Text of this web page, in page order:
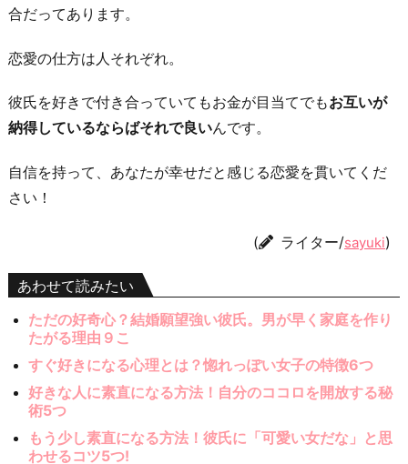
合だってあります。
恋愛の仕方は人それぞれ。
彼氏を好きで付き合っていてもお金が目当てでもお互いが
納得しているならばそれで良いんです。
自信を持って、あなたが幸せだと感じる恋愛を貫いてくだ
さい！
( ライター/sayuki)
あわせて読みたい
ただの好奇心？結婚願望強い彼氏。男が早く家庭を作り
たがる理由９こ
すぐ好きになる心理とは？惚れっぽい女子の特徴6つ
好きな人に素直になる方法！自分のココロを開放する秘
術5つ
もう少し素直になる方法！彼氏に「可愛い女だな」と思
わせるコツ5つ!